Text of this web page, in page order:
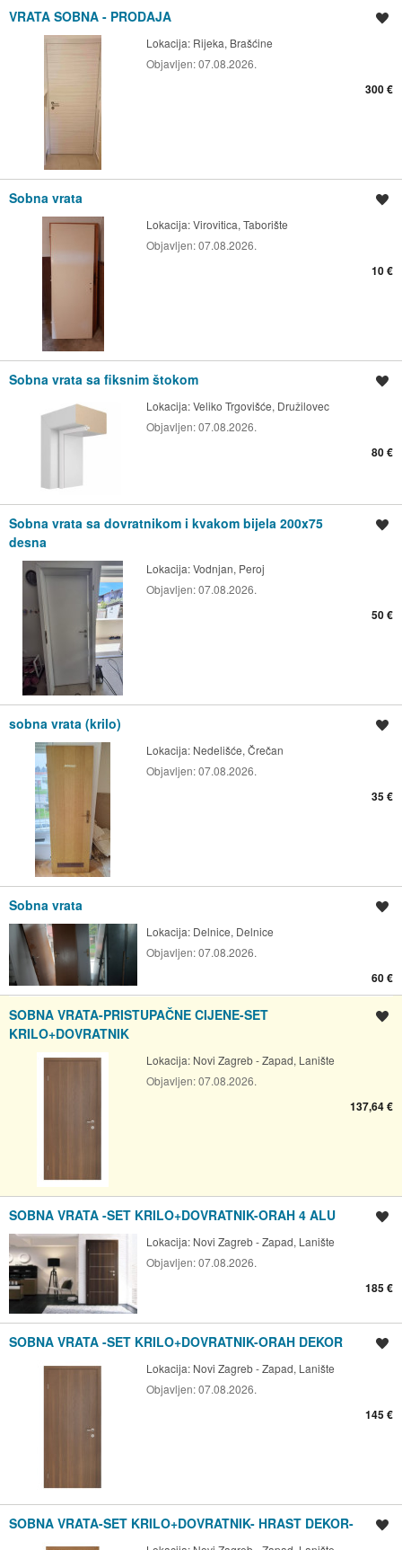
VRATA SOBNA - PRODAJA
Lokacija: Rijeka, Brašćine
Objavljen:07.08.2026.
300 €
Sobna vrata
Lokacija:Virovitica, Taborište
Objavljen:07.08.2026.
10 €
Sobna vrata sa fiksnim štokom
Lokacija:Veliko Trgovišće, Družilovec
Objavljen:07.08.2026.
80 €
Sobna vrata sa dovratnikom i kvakom bijela 200x75
desna
Lokacija:Vodnjan, Peroj
Objavljen:07.08.2026.
50 €
sobna vrata (krilo)
Lokacija: Nedelišće, Črečan
Objavljen:07.08.2026.
35 €
Sobna vrata
Lokacija: Delnice, Delnice
Objavljen:07.08.2026.
60 €
SOBNA VRATA-PRISTUPAČNE CIJENE-SET
KRILO+DOVRATNIK
Lokacija: Novi Zagreb - Zapad, Lanište
Objavljen:07.08.2026.
137,64 €
SOBNA VRATA -SET KRILO+DOVRATNIK-ORAH 4 ALU
Lokacija: Novi Zagreb - Zapad, Lanište
Objavljen:07.08.2026.
185 €
SOBNA VRATA -SET KRILO+DOVRATNIK-ORAH DEKOR
Lokacija: Novi Zagreb - Zapad, Lanište
Objavljen:07.08.2026.
145 €
SOBNA VRATA-SET KRILO+DOVRATNIK- HRAST DEKOR-